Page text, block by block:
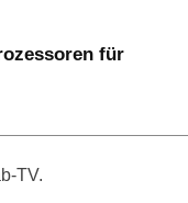
für
TV.